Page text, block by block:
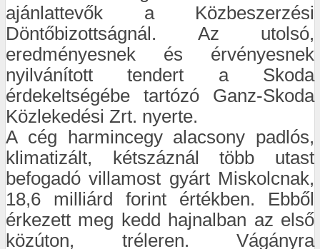
ajánlattevők a Közbeszerzési
Döntőbizottságnál. Az utolsó,
eredményesnek és érvényesnek
nyilvánított tendert a Skoda
érdekeltségébe tartózó Ganz-Skoda
Közlekedési Zrt. nyerte.
A cég harmincegy alacsony padlós,
klimatizált, kétszáznál több utast
befogadó villamost gyárt Miskolcnak,
18,6 milliárd forint értékben. Ebből
érkezett meg kedd hajnalban az első
közúton, tréleren. Vágányra